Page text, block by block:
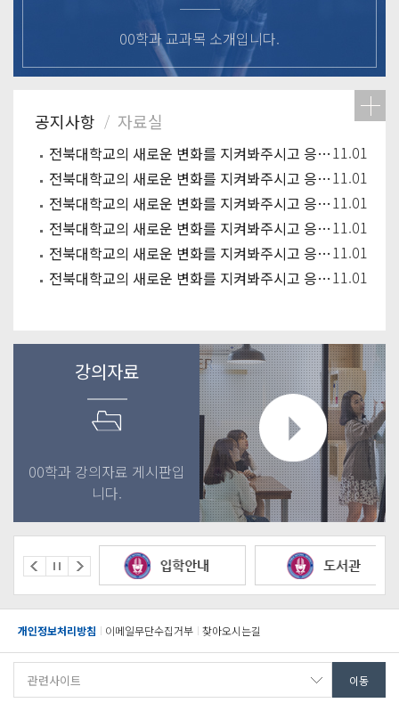
00학과 교과목 소개입니다.
전북대학교의 새로운 변화를 지켜봐주시고 응원해주시기 바랍니다.11.01
전북대학교의 새로운 변화를 지켜봐주시고 응원해주시기 바랍니다.11.01
전북대학교의 새로운 변화를 지켜봐주시고 응원해주시기 바랍니다.11.01
전북대학교의 새로운 변화를 지켜봐주시고 응원해주시기 바랍니다.11.01
전북대학교의 새로운 변화를 지켜봐주시고 응원해주시기 바랍니다.11.01
전북대학교의 새로운 변화를 지켜봐주시고 응원해주시기 바랍니다.11.01
강의자료
00학과 강의자료 게시판입
니다.
개인정보처리방침 이메일무단수집거부 찾아오시는길